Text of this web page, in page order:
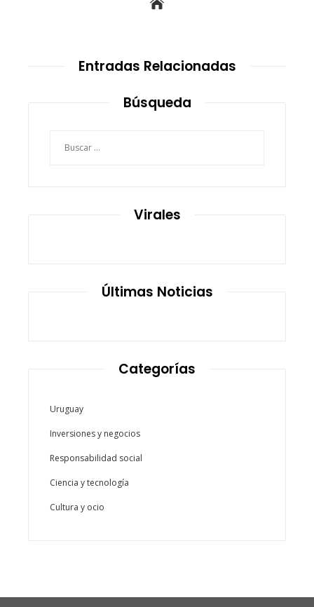
Entradas Relacionadas
Búsqueda
Virales
Últimas Noticias
Categorías
Uruguay
Inversiones y negocios
Responsabilidad social
Ciencia y tecnología
Cultura y ocio